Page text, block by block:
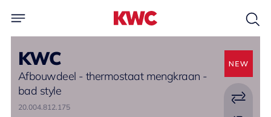
KWC
Afbouwdeel - thermostaat mengkraan -
bad style
20.004.812.175